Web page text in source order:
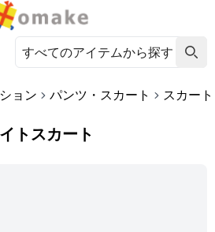
ョン パンツ・スカート スカート
トスカート